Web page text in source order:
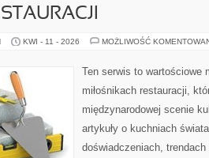
KWI - 11 - 2026 MOŻLIWOŚĆ
Ten serwis to wartościowe
miłośnikach restauracji,
międzynarodowej scenie
artykuły o kuchniach
doświadczeniach,